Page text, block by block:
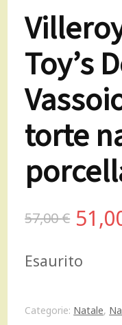
Toy’s
torte
57,00€ Il
era:
Esaurito
Categorie: Natale,